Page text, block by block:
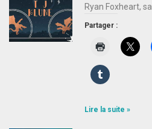
Ryan Foxheart, sa
Partager :
Lire la suite »